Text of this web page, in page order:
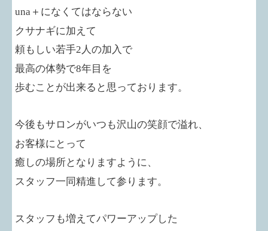
una ＋になくてはならない
クサナギに加えて
頼もしい若手2 人の加入で
最高の体勢で8年目を
歩むことが出来ると思っております。
今後もサロンがいつも沢山の笑顔で溢れ、
お客様にとって
癒しの場所となりますように、
スタッフ一同精進して参ります。
スタッフも増えてパワーアップした